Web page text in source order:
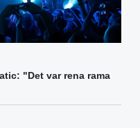
"Det var rena rama